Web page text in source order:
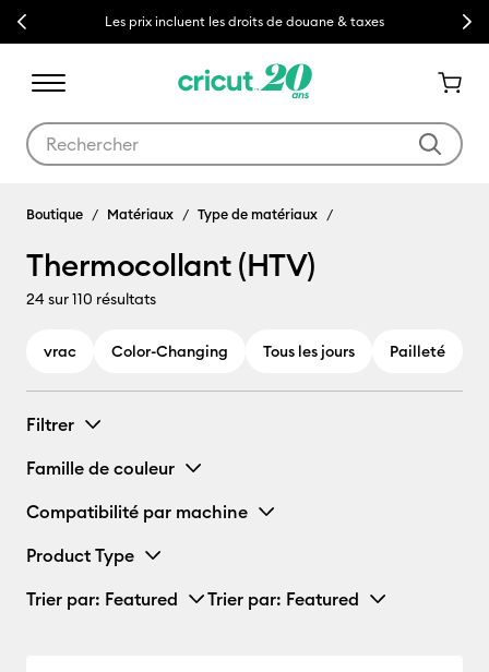
Previous Les prix incluent les droits de douane & taxes Next
Boutique Matériaux Type de matériaux
Thermocollant (HTV)
24sur 110 résultats
vrac Color-Changing Tous les jours Pailleté
Filtrer
Famille de couleur
Compatibilité par machine
Product Type
Trier par: Featured Trier par: Featured